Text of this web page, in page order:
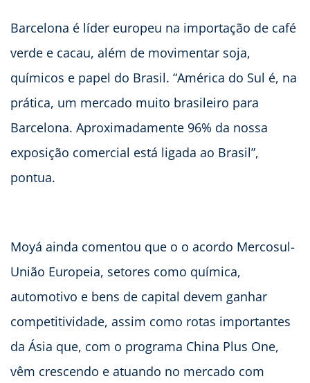
Barcelona é líder europeu na importação de café
verde e cacau, além de movimentar soja,
químicos e papel do Brasil. “América do Sul é, na
prática, um mercado muito brasileiro para
Barcelona. Aproximadamente 96% da nossa
exposição comercial está ligada ao Brasil”,
pontua.
Moyá ainda comentou que o o acordo Mercosul-
União Europeia, setores como química,
automotivo e bens de capital devem ganhar
competitividade, assim como rotas importantes
da Ásia que, com o programa China Plus One,
vêm crescendo e atuando no mercado com